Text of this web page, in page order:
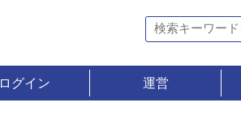
ログイン 運営